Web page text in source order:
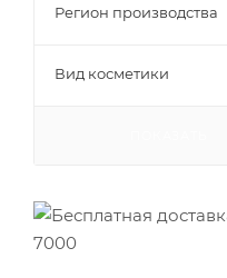
Регион производства
Вид косметики